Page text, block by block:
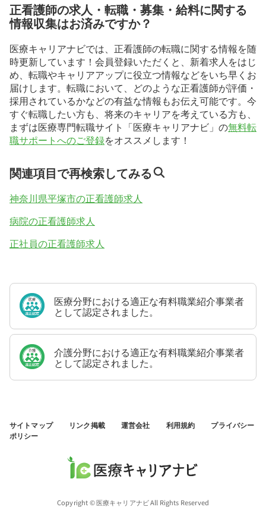
正看護師の求人・転職・募集・給料に関する
情報収集はお済みですか？
医療キャリアナビでは、正看護師の転職に関する情報を随
時更新しています！会員登録いただくと、新着求人をはじ
め、転職やキャリアアップに役立つ情報などをいち早くお
届けします。転職において、どのような正看護師が評価・
採用されているかなどの有益な情報もお伝え可能です。今
すぐ転職したい方も、将来のキャリアを考えている方も、
まずは医療専門転職サイト「医療キャリアナビ」の無料転
職サポートへのご登録をオススメします！
関連項目で再検索してみる
神奈川県平塚市の正看護師求人
病院の正看護師求人
正社員の正看護師求人
医療分野における適正な有料職業紹介事業者
として認定されました。
介護分野における適正な有料職業紹介事業者
として認定されました。
サイトマップ リンク掲載 運営会社 利用規約
プライバシー
ポリシー
Copyright © 医療キャリアナビ All Rights Reserved